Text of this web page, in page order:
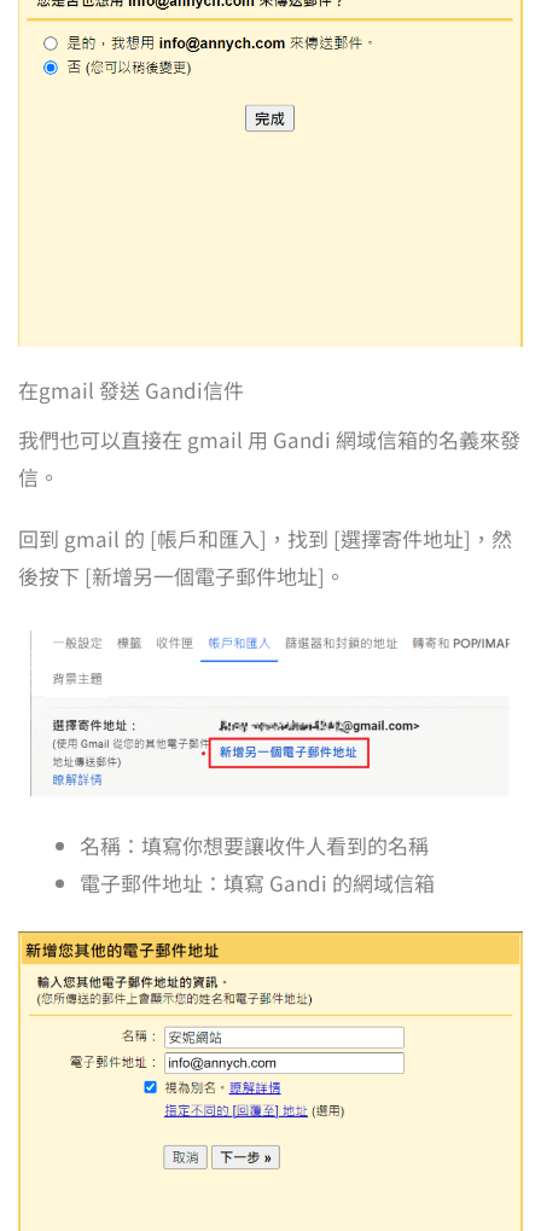
在gmail 發送 Gandi信件
我們也可以直接在 gmail 用 Gandi 網域信箱的名義來發
信。
回到 gmail 的 [帳戶和匯入]，找到 [選擇寄件地址]，然
後按下 [新增另一個電子郵件地址]。
名稱：填寫你想要讓收件人看到的名稱
電子郵件地址：填寫 Gandi 的網域信箱